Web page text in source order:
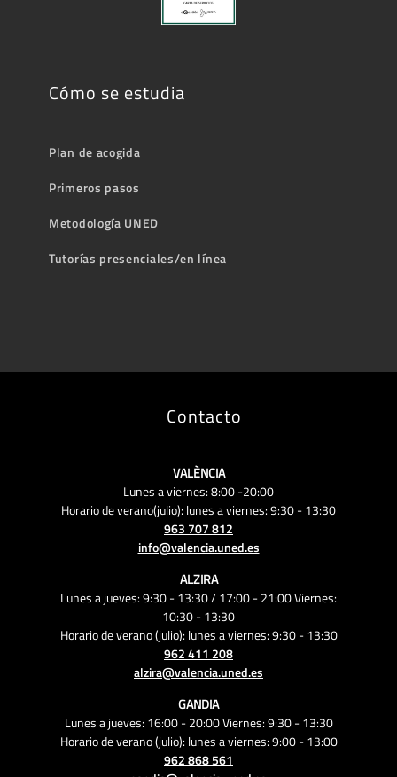
Cómo se estudia
Plan de acogida
Primeros pasos
Metodología UNED
Tutorías presenciales/en línea
Contacto
VALÈNCIA
Lunes a viernes: 8:00 -20:00
Horario de verano(julio): lunes a viernes: 9:30 - 13:30
963 707 812
info@valencia.uned.es
ALZIRA
Lunes a jueves: 9:30 - 13:30 / 17:00 - 21:00 Viernes:
10:30 - 13:30
Horario de verano (julio): lunes a viernes: 9:30 - 13:30
962 411 208
alzira@valencia.uned.es
GANDIA
Lunes a jueves: 16:00 - 20:00 Viernes: 9:30 - 13:30
Horario de verano (julio): lunes a viernes: 9:00 - 13:00
962 868 561